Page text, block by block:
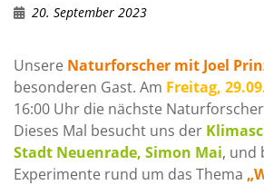
20. September 2023
Unsere Naturforscher mit Joel
besonderen Gast. Am Freitag,
16:00 Uhr die nächste
Dieses Mal besucht uns der
Stadt Neuenrade, Simon Mai, und
Experimente rund um das Thema